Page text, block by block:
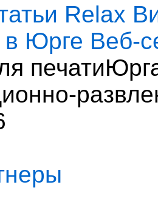
Relax
в Юрге Веб-